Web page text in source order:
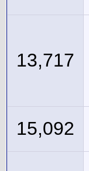
13,717
15,092